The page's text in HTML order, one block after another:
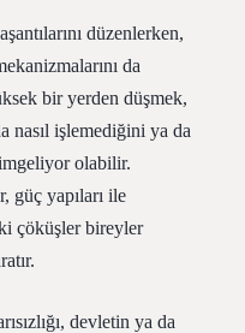
düzenlerken,
da
bir yerden düşmek,
nasıl işlemediğini ya da
olabilir.
güç yapıları ile
çöküşler bireyler
devletin ya da